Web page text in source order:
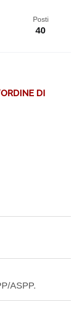
Posti
40
DI
ASPP.